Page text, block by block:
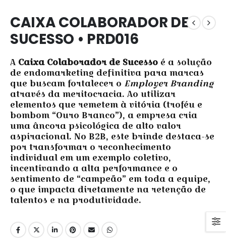
CAIXA COLABORADOR DE
SUCESSO • PRD016
A Caixa Colaborador de Sucesso é a solução
de endomarketing definitiva para marcas
que buscam fortalecer o Employer Branding
através da meritocracia. Ao utilizar
elementos que remetem à vitória (troféu e
bombom “Ouro Branco”), a empresa cria
uma âncora psicológica de alto valor
aspiracional. No B2B, este brinde destaca-se
por transformar o reconhecimento
individual em um exemplo coletivo,
incentivando a alta performance e o
sentimento de “campeão” em toda a equipe,
o que impacta diretamente na retenção de
talentos e na produtividade.